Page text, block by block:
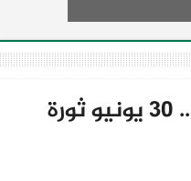
ياسر السجان يكتب.. 30 يونيو ثورة